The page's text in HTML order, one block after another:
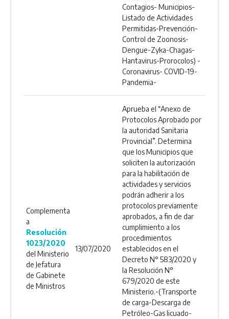
Contagios- Municipios-
Listado de Actividades
Permitidas-Prevención-
Control de Zoonosis-
Dengue-Zyka-Chagas-
Hantavirus-Prorocolos) -
Coronavirus- COVID-19-
Pandemia-
Complementa
a
Resolución
1023/2020
del Ministerio
de Jefatura
de Gabinete
de Ministros
13/07/2020
Aprueba el “Anexo de
Protocolos Aprobado por
la autoridad Sanitaria
Provincial”. Determina
que los Municipios que
soliciten la autorización
para la habilitación de
actividades y servicios
podrán adherir a los
protocolos previamente
aprobados, a fin de dar
cumplimiento a los
procedimientos
establecidos en el
Decreto N° 583/2020 y
la Resolución N°
679/2020 de este
Ministerio.-(Transporte
de carga-Descarga de
Petróleo-Gas licuado-